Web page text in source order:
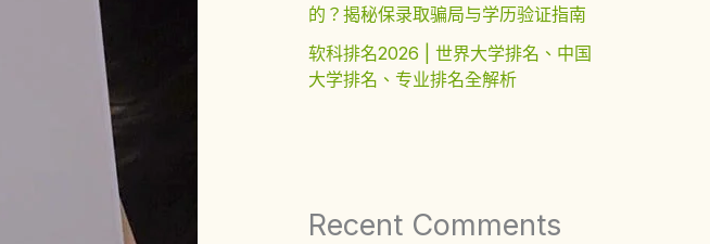
的？揭秘保录取骗局与学历验证指南
软科排名2026 | 世界大学排名、中国
大学排名、专业排名全解析
Recent Comments